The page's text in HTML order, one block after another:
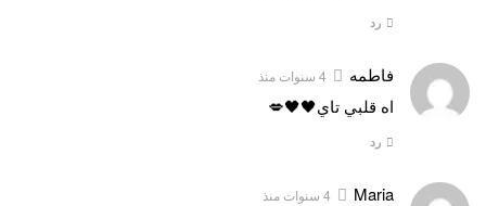
رد
فاطمه 4 سنوات منذ
اه قلبي تاي🖤🖤💋
رد
Maria 4 سنوات منذ